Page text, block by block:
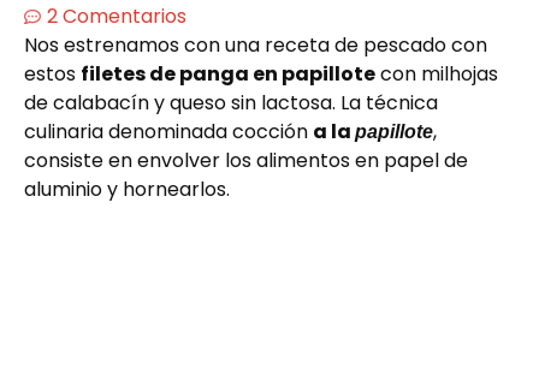
2 Comentarios
Nos estrenamos con una receta de pescado con
estos filetes de panga en papillotecon milhojas
de calabacín y queso sin lactosa. La técnica
culinaria denominada cocción a la papillote,
consiste en envolver los alimentos en papel de
aluminio y hornearlos.